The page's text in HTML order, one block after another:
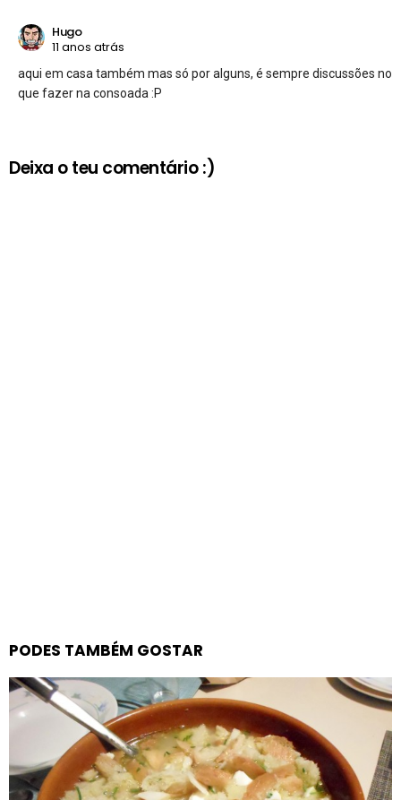
Hugo
11 anos atrás
aqui em casa também mas só por alguns, é sempre discussões no
que fazer na consoada :P
Deixa o teu comentário :)
PODES TAMBÉM GOSTAR